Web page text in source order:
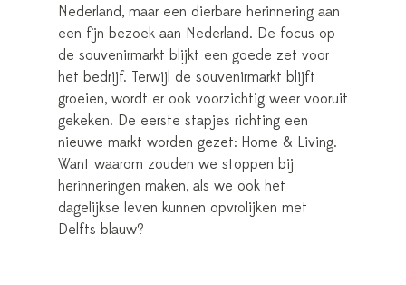
Nederland, maar een dierbare herinnering aan
een fijn bezoek aan Nederland. De focus op
de souvenirmarkt blijkt een goede zet voor
het bedrijf. Terwijl de souvenirmarkt blijft
groeien, wordt er ook voorzichtig weer vooruit
gekeken. De eerste stapjes richting een
nieuwe markt worden gezet: Home & Living.
Want waarom zouden we stoppen bij
herinneringen maken, als we ook het
dagelijkse leven kunnen opvrolijken met
Delfts blauw?